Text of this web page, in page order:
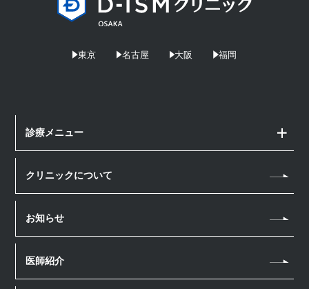
診療メニュー
アートメイク
ヘアアートメイク
ボトックス注射
ダーマペン4
体の治療
クールスカルプティング
点滴・注射
クリニックについて
お知らせ
医師紹介
東京 名古屋 大阪 福岡